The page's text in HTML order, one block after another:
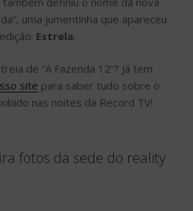
uma jumentinha que apareceu
Estrela.
de “A Fazenda 12”? Já tem
site para saber tudo sobre o
nas noites da Record TV!
fotos da sede do reality